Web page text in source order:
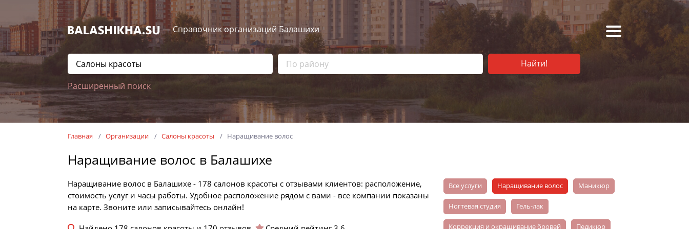
— Справочник организаций Балашихи
Расширенный поиск
Найти!
Главная Организации Салоны красоты Наращивание волос
Наращивание волос в Балашихе
Наращивание волос в Балашихе - 178 салонов красоты с отзывами клиентов: расположение,
стоимость услуг и часы работы. Удобное расположение рядом с вами - все компании показаны
на карте. Звоните или записывайтесь онлайн!
Все услуги наращивание волос маникюр
ногтевая студия гель-лак
коррекция и окрашивание бровей педикюр